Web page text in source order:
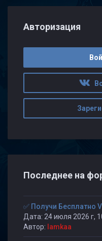
Авторизация
Последнее на
✅ Получи Бесплатно
Дата: 24 июля 2026 г,
Автор: lamkaa